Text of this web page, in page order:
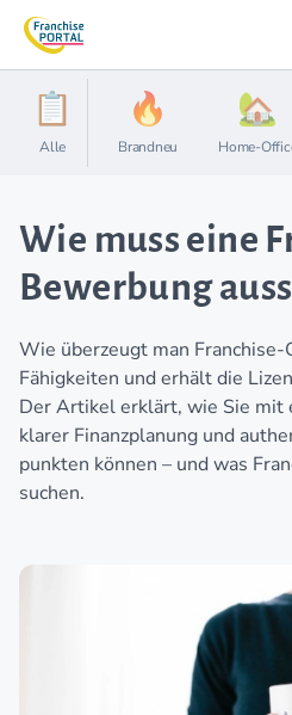
Alle Brandneu Home-
Wie muss eine
Bewerbung
Wie überzeugt man Franchise-
Fähigkeiten und erhält die
Der Artikel erklärt, wie Sie mit
klarer Finanzplanung und
punkten können – und was
suchen.